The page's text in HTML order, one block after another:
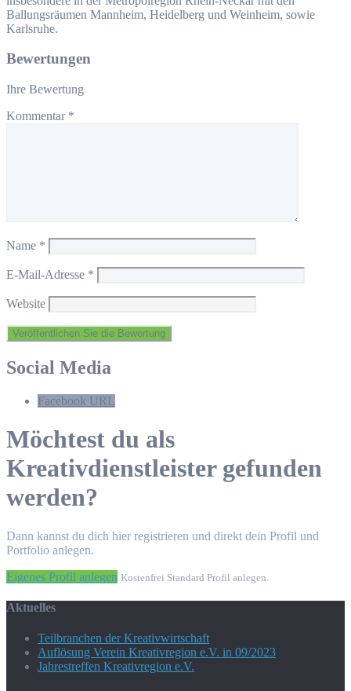
Ballungsräumen Mannheim, Heidelberg und Weinheim, sowie
Karlsruhe.
Bewertungen
Ihre Bewertung
Kommentar *
Name *
E-Mail-Adresse *
Website
Social Media
Facebook URL
Möchtest du als
Kreativdienstleister gefunden
werden?
Dann kannst du dich hier registrieren und direkt dein Profil und
Portfolio anlegen.
Eigenes Profil anlegen Kostenfrei Standard Profil anlegen.
Aktuelles
Teilbranchen der Kreativwirtschaft
Auflösung Verein Kreativregion e.V. in 09/2023
Jahrestreffen Kreativregion e.V.